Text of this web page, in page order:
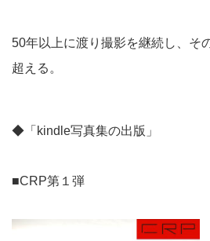
50年以上に渡り撮影を継続し、そ
超える。
◆「kindle写真集の出版」
■CRP第１弾